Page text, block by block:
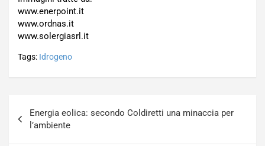
www.enerpoint.it
www.ordnas.it
www.solergiasrl.it
Tags: Idrogeno
articoli
Energia eolica: secondo Coldiretti una minaccia per
l’ambiente